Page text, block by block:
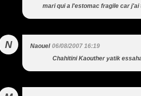
mari qui a l'estomac fragile car
N Naouel 06/08/2007 16:19
Chahitini Kaouther yatik